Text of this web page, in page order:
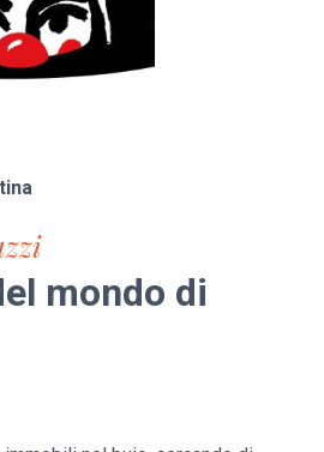
mondo di